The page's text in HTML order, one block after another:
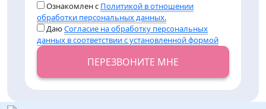
Ознакомлен с Политикой в отношении
обработки персональных данных.
ДаюСогласие на обработку персональных
данных в соответствии с установленной формой
ПЕРЕЗВОНИТЕ МНЕ